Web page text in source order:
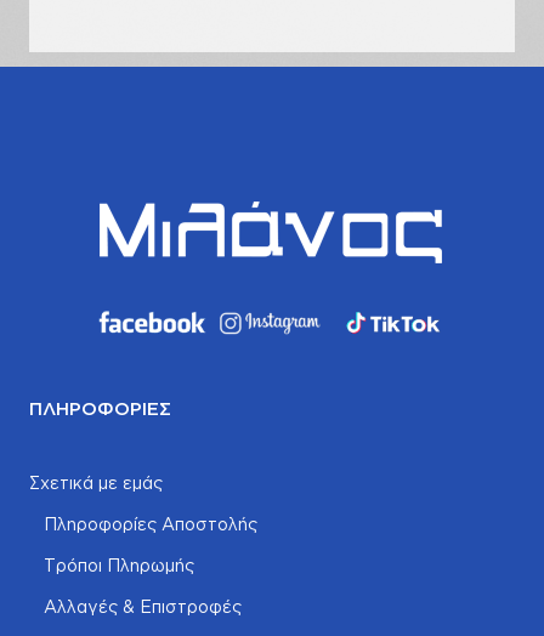
ΠΛΗΡΟΦΟΡΊΕΣ
Σχετικά με εμάς
Πληροφορίες Αποστολής
Τρόποι Πληρωμής
Αλλαγές & Επιστροφές